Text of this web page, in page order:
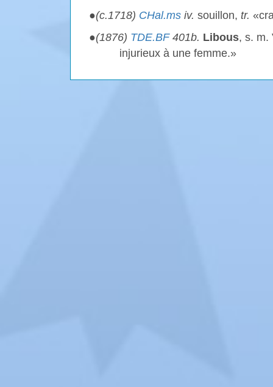
●(c.1718) CHal.ms iv. souillon, tr.
●(1876) TDE.BF401b. Libous, s. m.
injurieux à une femme.»